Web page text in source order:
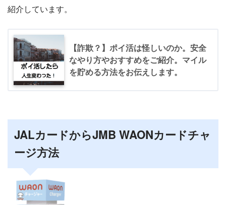
紹介しています。
【詐欺？】ポイ活は怪しいのか。安全
なやり方やおすすめをご紹介。マイル
を貯める方法をお伝えします。
JALカードからJMB WAONカードチャ
ージ方法